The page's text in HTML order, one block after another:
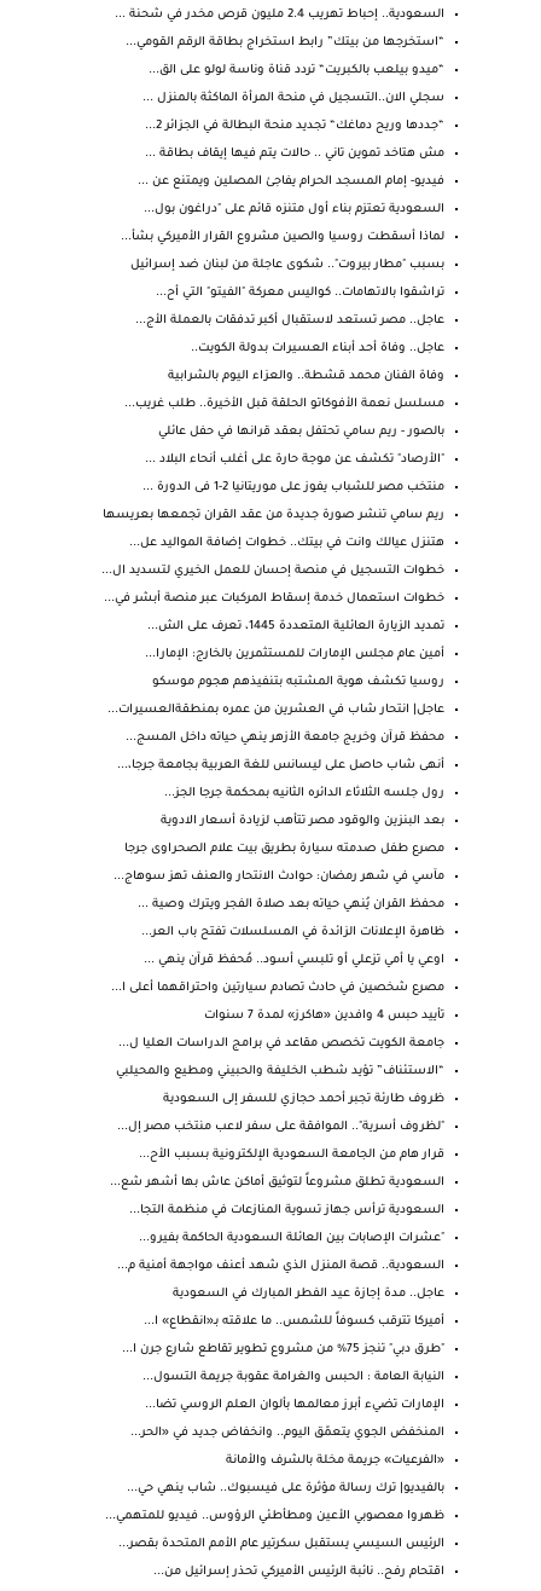
السعودية.. إحباط تهريب 2.4 مليون قرص مخدر في شحنة ...
“استخرجها من بيتك” رابط استخراج بطاقة الرقم القومي...
“ميدو بيلعب بالكبريت“ تردد قناة وناسة لولو على الق...
سجلي الان..التسجيل في منحة المرأة الماكثة بالمنزل ...
“جددها وريح دماغك“ تجديد منحة البطالة في الجزائر 2...
مش هتاخد تموين تاني .. حالات يتم فيها إيقاف بطاقة ...
فيديو- إمام المسجد الحرام يفاجئ المصلين ويمتنع عن ...
السعودية تعتزم بناء أول متنزه قائم على "دراغون بول...
لماذا أسقطت روسيا والصين مشروع القرار الأميركي بشأ...
بسبب "مطار بيروت".. شكوى عاجلة من لبنان ضد إسرائيل
تراشقوا بالاتهامات.. كواليس معركة "الفيتو" التي أح...
عاجل.. مصر تستعد لاستقبال أكبر تدفقات بالعملة الأج...
عاجل.. وفاة أحد أبناء العسيرات بدولة الكويت..
وفاة الفنان محمد قشطة.. والعزاء اليوم بالشرابية
مسلسل نعمة الأفوكاتو الحلقة قبل الأخيرة.. طلب غريب...
بالصور - ريم سامي تحتفل بعقد قرانها في حفل عائلي
"الأرصاد" تكشف عن موجة حارة على أغلب أنحاء البلاد ...
منتخب مصر للشباب يفوز على موريتانيا 2-1 فى الدورة ...
ريم سامي تنشر صورة جديدة من عقد القران تجمعها بعريسها
هتنزل عيالك وانت في بيتك.. خطوات إضافة المواليد عل...
خطوات التسجيل في منصة إحسان للعمل الخيري لتسديد ال...
خطوات استعمال خدمة إسقاط المركبات عبر منصة أبشر في...
تمديد الزيارة العائلية المتعددة 1445، تعرف على الش...
أمين عام مجلس الإمارات للمستثمرين بالخارج: الإمارا...
روسيا تكشف هوية المشتبه بتنفيذهم هجوم موسكو
عاجل| انتحار شاب في العشرين من عمره بمنطقةالعسيرات...
محفظ قرآن وخريج جامعة الأزهر ينهي حياته داخل المسج...
أنهى شاب حاصل على ليسانس للغة العربية بجامعة جرجا،...
رول جلسه الثلاثاء الدائره الثانيه بمحكمة جرجا الجز...
بعد البنزين والوقود مصر تتأهب لزيادة أسعار الادوية
مصرع طفل صدمته سيارة بطريق بيت علام الصحراوى جرجا
مآسي في شهر رمضان: حوادث الانتحار والعنف تهز سوهاج...
محفظ القران يُنهي حياته بعد صلاة الفجر ويترك وصية ...
ظاهرة الإعلانات الزائدة في المسلسلات تفتح باب العر...
اوعي يا أمي تزعلي أو تلبسي أسود.. مُحفظ قرآن ينهي ...
مصرع شخصين في حادث تصادم سيارتين واحتراقهما أعلى ا...
تأييد حبس 4 وافدين «هاكرز» لمدة 7 سنوات
جامعة الكويت تخصص مقاعد في برامج الدراسات العليا ل...
“الاستئناف” تؤيد شطب الخليفة والحبيني ومطيع والمحيلبي
ظروف طارئة تجبر أحمد حجازي للسفر إلى السعودية
"لظروف أسرية".. الموافقة على سفر لاعب منتخب مصر إل...
قرار هام من الجامعة السعودية الإلكترونية بسبب الأح...
السعودية تطلق مشروعاً لتوثيق أماكن عاش بها أشهر شع...
​السعودية ترأس جهاز تسوية المنازعات في منظمة التجا...
"عشرات الإصابات بين العائلة السعودية الحاكمة بفيرو...
السعودية.. قصة المنزل الذي شهد أعنف مواجهة أمنية م...
عاجل.. مدة إجازة عيد الفطر المبارك في السعودية
أميركا تترقب كسوفاً للشمس.. ما علاقته بـ«انقطاع» ا...
"طرق دبي" تنجز 75% من مشروع تطوير تقاطع شارع جرن ا...
النيابة العامة : الحبس والغرامة عقوبة جريمة التسول...
الإمارات تضيء أبرز معالمها بألوان العلم الروسي تضا...
المنخفض الجوي يتعمّق اليوم.. وانخفاض جديد في «الحر...
«الفرعيات» جريمة مخلة بالشرف والأمانة
بالفيديو| ترك رسالة مؤثرة على فيسبوك.. شاب ينهي حي...
ظهروا معصوبي الأعين ومطأطئي الرؤوس.. فيديو للمتهمي...
الرئيس السيسي يستقبل سكرتير عام الأمم المتحدة بقصر...
اقتحام رفح.. نائبة الرئيس الأميركي تحذر إسرائيل من...